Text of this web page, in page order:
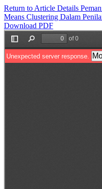
Return to Article Details
Means Clustering Dalam
Download PDF